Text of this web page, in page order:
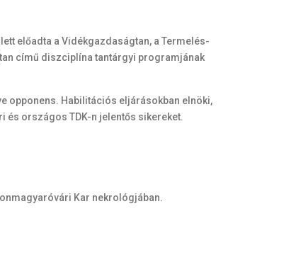
előadta a Vidékgazdaságtan, a Termelés-
című diszciplína tantárgyi programjának
opponens. Habilitációs eljárásokban elnöki,
és országos TDK-n jelentős sikereket.
Kar nekrológjában.